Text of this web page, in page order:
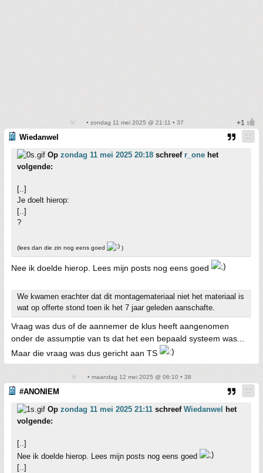
• zondag 11 mei 2025 @ 21:11 • 37
Wiedanwel
Op zondag 11 mei 2025 20:18 schreef r_one het
volgende:
[..]
Je doelt hierop:
[..]
?
(lees dan die zin nog eens goed )
Nee ik doelde hierop. Lees mijn posts nog eens goed
We kwamen erachter dat dit montagemateriaal niet het materiaal is
wat op offerte stond toen ik het 7 jaar geleden aanschafte.
Vraag was dus of de aannemer de klus heeft aangenomen
onder de assumptie van ts dat het een bepaald systeem was...
Maar die vraag was dus gericht aan TS
• maandag 12 mei 2025 @ 06:10 • 38
#ANONIEM
Op zondag 11 mei 2025 21:11 schreef Wiedanwel
het
volgende:
[..]
Nee ik doelde hierop. Lees mijn posts nog eens goed
[..]